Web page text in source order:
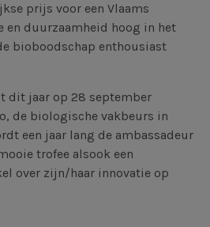
prijs voor een Vlaams
duurzaamheid hoog in het
bioboodschap enthousiast
dit jaar op 28 september
de biologische vakbeurs in
een jaar lang de ambassadeur
trofee alsook een
over zijn/haar innovatie op